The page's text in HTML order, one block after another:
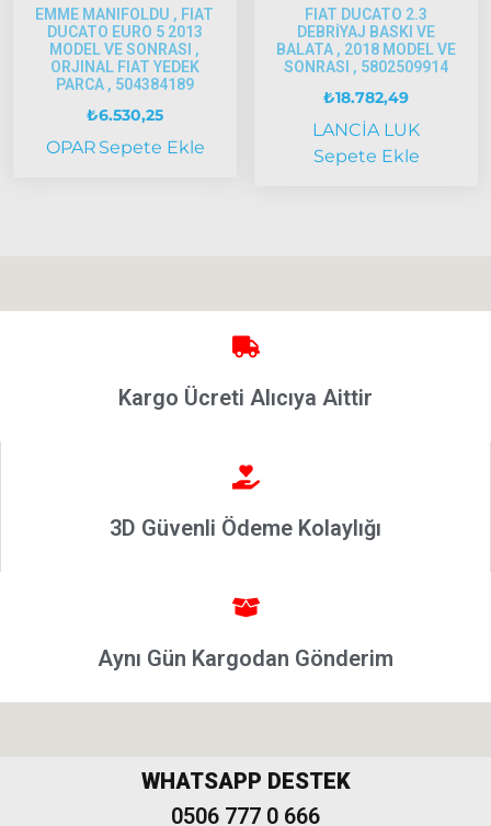
1995-2001
Brava
1996-2003
Bravo
Linea
Freemont
EMME MANIFOLDU , FIAT
DUCATO EURO 5 2013
MODEL VE SONRASI ,
ORJINAL FIAT YEDEK
PARCA , 504384189
₺6.530,25
OPAR Sepete Ekle
FIAT DUCATO 2.3
DEBRİYAJ BASKI VE
BALATA , 2018 MODEL VE
SONRASI , 5802509914
₺18.782,49
LANCİA LUK
Sepete Ekle
Kargo Ücreti Alıcıya Aittir
3D Güvenli Ödeme Kolaylığı
Aynı Gün Kargodan Gönderim
WHATSAPP DESTEK
0506 777 0 666